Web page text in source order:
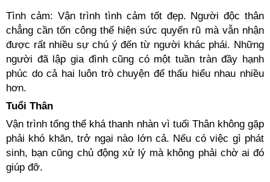
Tình cảm: Vận trình tình cảm tốt đẹp. Người độc thân
chẳng cần tốn công thể hiện sức quyến rũ mà vẫn nhận
được rất nhiều sự chú ý đến từ người khác phái. Những
người đã lập gia đình cũng có một tuần tràn đầy hạnh
phúc do cả hai luôn trò chuyện để thấu hiểu nhau nhiều
hơn.
Tuổi Thân
Vận trình tổng thể khá thanh nhàn vì tuổi Thân không gặp
phải khó khăn, trở ngại nào lớn cả. Nếu có việc gì phát
sinh, bạn cũng chủ động xử lý mà không phải chờ ai đó
giúp đỡ.